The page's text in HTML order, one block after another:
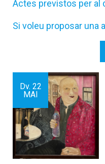
Actes previstos per al
Si voleu proposar una
Dv. 22
MAI